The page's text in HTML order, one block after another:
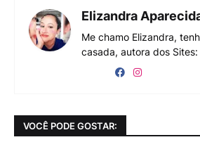
Elizandra
Me chamo Elizandra,
casada, autora dos Sites:
VOCÊ PODE GOSTAR: